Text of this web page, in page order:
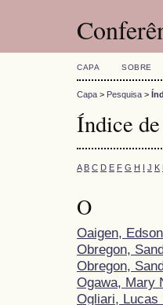
CAPA SOBRE
Capa > Pesquisa >
Índice
A B C D E F G H I J K
O
Oaigen,
Obregon,
Obregon,
Ogawa, Mary
Ogliari, Lucas